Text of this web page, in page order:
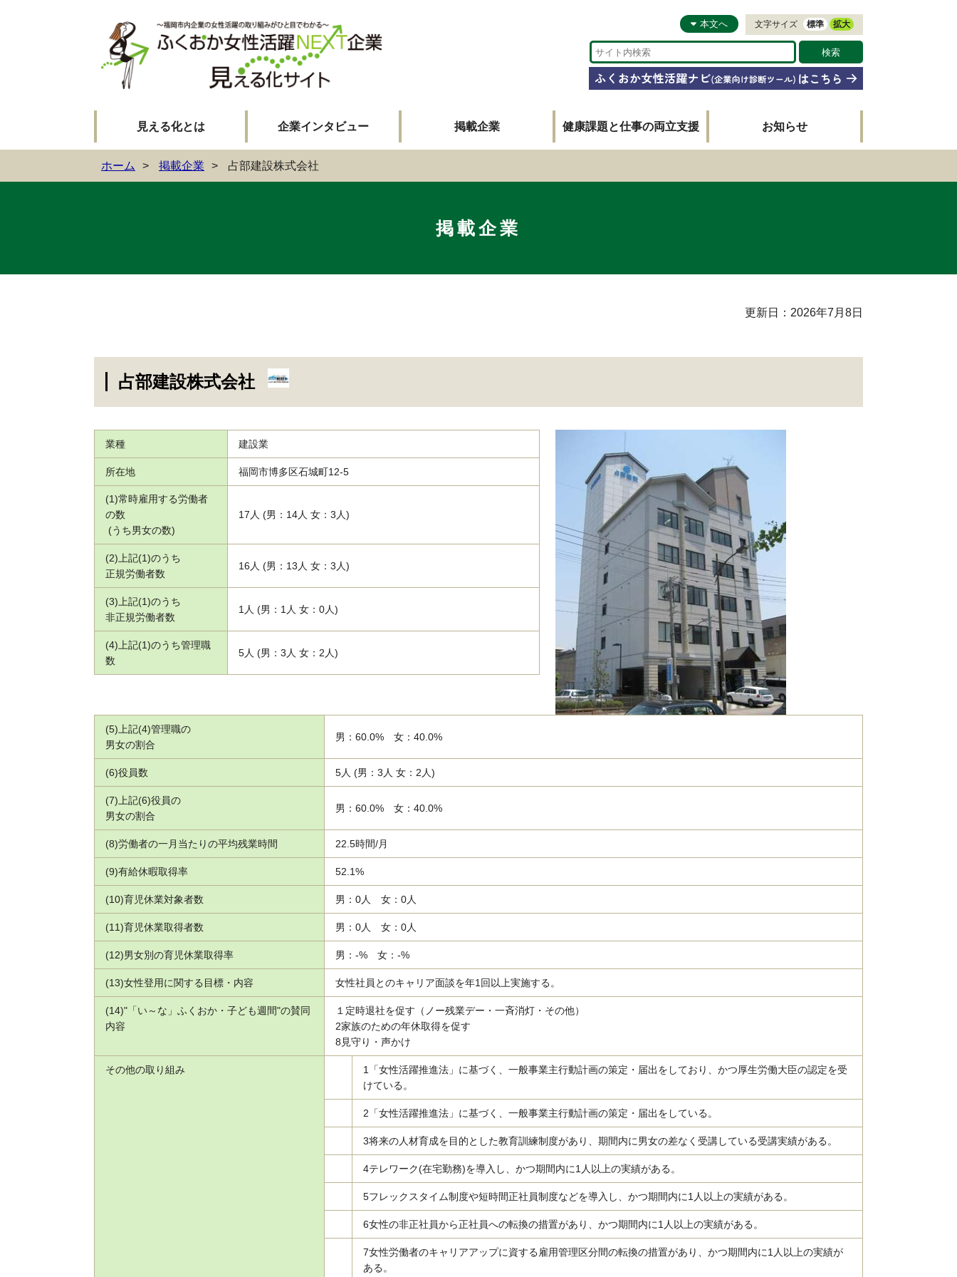
本文へ 文字サイズ 標準 拡大
見える化とは 企業インタビュー 掲載企業 健康課題と仕事の両立支援 お知らせ
ホーム 掲載企業 占部建設株式会社
掲載企業
更新日：2026年7月8日
占部建設株式会社
業種 建設業
所在地 福岡市博多区石城町12‐5
(1)常時雇用する労働者
の数
(うち男女の数)
17人 (男：14人 女：3人)
(2)上記(1)のうち
正規労働者数
16人 (男：13人 女：3人)
(3)上記(1)のうち
非正規労働者数
1人 (男：1人 女：0人)
(4)上記(1)のうち管理職
数
5人 (男：3人 女：2人)
(5)上記(4)管理職の
男女の割合
男：60.0% 女：40.0%
(6)役員数 5人 (男：3人 女：2人)
(7)上記(6)役員の
男女の割合
男：60.0% 女：40.0%
(8)労働者の一月当たりの平均残業時間 22.5時間/月
(9)有給休暇取得率 52.1%
(10)育児休業対象者数 男：0人 女：0人
(11)育児休業取得者数 男：0人 女：0人
(12)男女別の育児休業取得率 男：-% 女：-%
(13)女性登用に関する目標・内容 女性社員とのキャリア面談を年1回以上実施する。
(14)"「い～な」ふくおか・子ども週間"の賛同
内容
１ 定時退社を促す（ノー残業デー・一斉消灯・その他）
2家族のための年休取得を促す
8 見守り・声かけ
その他の取り組み 1
「女性活躍推進法」に基づく、一般事業主行動計画の策定・届出をしており、かつ厚生労働大臣の認定を受
けている。
2 「女性活躍推進法」に基づく、一般事業主行動計画の策定・届出をしている。
3将来の人材育成を目的とした教育訓練制度があり、期間内に男女の差なく受講している受講実績がある。
4テレワーク(在宅勤務)を導入し、かつ期間内に1人以上の実績がある。
5フレックスタイム制度や短時間正社員制度などを導入し、かつ期間内に1人以上の実績がある。
6女性の非正社員から正社員への転換の措置があり、かつ期間内に1人以上の実績がある。
7女性労働者のキャリアアップに資する雇用管理区分間の転換の措置があり、かつ期間内に1人以上の実績が
ある。